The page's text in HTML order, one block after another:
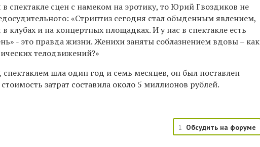
в спектакле сцен с намеком на эротику, то Юрий Гвоздиков не
«Стриптиз сегодня стал обыденным явлением,
клубах и на концертных площадках. И у нас в спектакле есть
- это правда жизни. Женихи заняты соблазнением вдовы – как
телодвижений?»
шла один год и семь месяцев, он был поставлен
затрат составила около 5 миллионов рублей.
1 Обсудить на форуме